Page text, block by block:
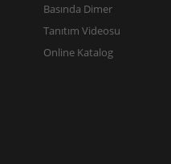
Basında Dimer
Tanıtım Videosu
Online Katalog